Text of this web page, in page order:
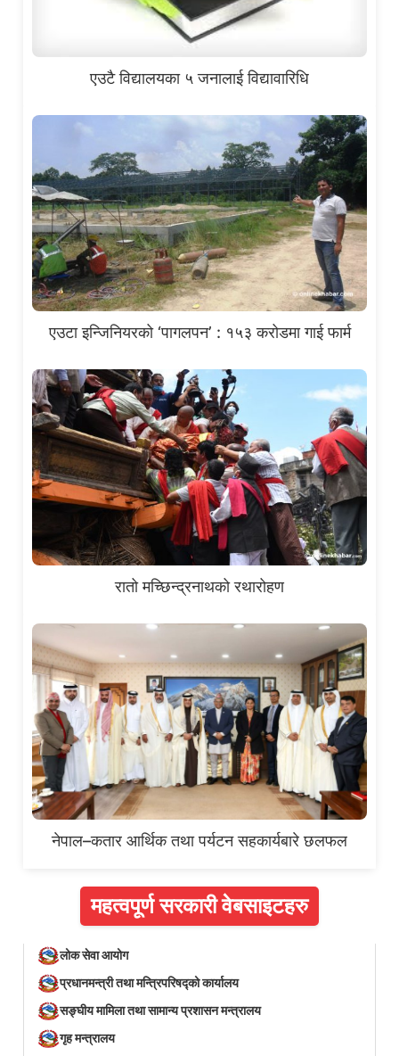
एउटै विद्यालयका ५ जनालाई विद्यावारिधि
एउटा इन्जिनियरको ‘पागलपन’ : १५३ करोडमा गाई फार्म
रातो मच्छिन्द्रनाथको रथारोहण
नेपाल–कतार आर्थिक तथा पर्यटन सहकार्यबारे छलफल
महत्वपूर्ण सरकारी वेबसाइटहरु
लोक सेवा आयोग
प्रधानमन्त्री तथा मन्त्रिपरिषद्को कार्यालय
सङ्घीय मामिला तथा सामान्य प्रशासन मन्त्रालय
गृह मन्त्रालय